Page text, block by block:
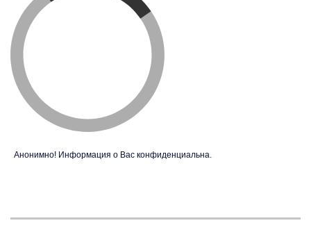
Анонимно! Информация о Вас конфиденциальна.